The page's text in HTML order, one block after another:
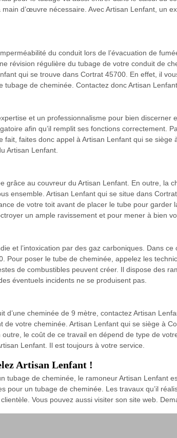
d’œuvre nécessaire. Avec Artisan Lenfant, un
du conduit lors de l’évacuation de
révision régulière du tubage de votre conduit de
qui se trouve dans Cortrat 45700. En effet, il
de cheminée. Contactez donc Artisan Lenfant.
et un professionnalisme pour bien
afin qu’il remplit ses fonctions correctement.
faites donc appel à Artisan Lenfant qui se
Artisan Lenfant.
grâce au couvreur du Artisan Lenfant. En outre, la
ensemble. Artisan Lenfant qui se situe dans
de votre toit avant de placer le tube pour
un ample ravissement et pour mener à bien
et l’intoxication par des gaz carboniques. Dans
Pour poser le tube de cheminée, appelez les
de combustibles peuvent créer. Il dispose des
éventuels incidents ne se produisent pas.
d’une cheminée de 9 mètre, contactez Artisan
de votre cheminée. Artisan Lenfant qui se siège à
le coût de ce travail en dépend de type de
Lenfant. Il est toujours à votre service.
Artisan Lenfant !
tubage de cheminée, le ramoneur Artisan Lenfant
pour un tubage de cheminée. Les travaux qu’il
Vous pouvez aussi visiter son site web.